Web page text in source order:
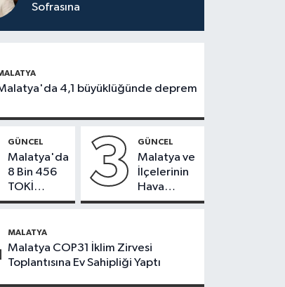
Sofrasına
4,1 büyüklüğünde deprem
GÜNCEL
Malatya'da
8 Bin 456
TOKİ
Konutunun
Bugün
Çekiliyor
3 GÜNCEL
Malatya ve
İlçelerinin
Hava
Durumu -
2026
MALATYA
Malatya COP31 İklim Zirvesi
Toplantısına Ev Sahipliği Yaptı